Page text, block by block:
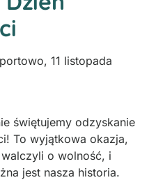
, 11 listopada
świętujemy odzyskanie
To wyjątkowa okazja,
o wolność, i
jest nasza historia.